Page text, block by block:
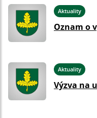
Aktuality
Oznam o
Aktuality
Výzva na